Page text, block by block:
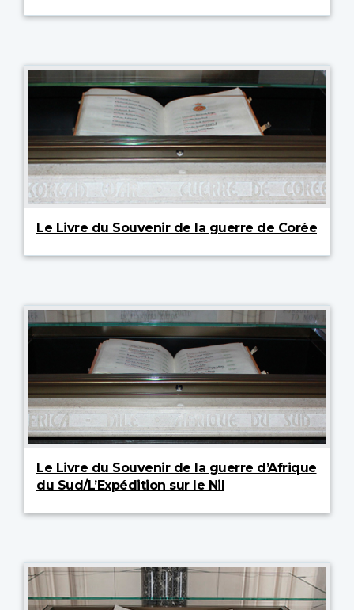
Le Livre du Souvenir de la guerre de Corée
Le Livre du Souvenir de la guerre d’Afrique
du Sud/L’Expédition sur le Nil